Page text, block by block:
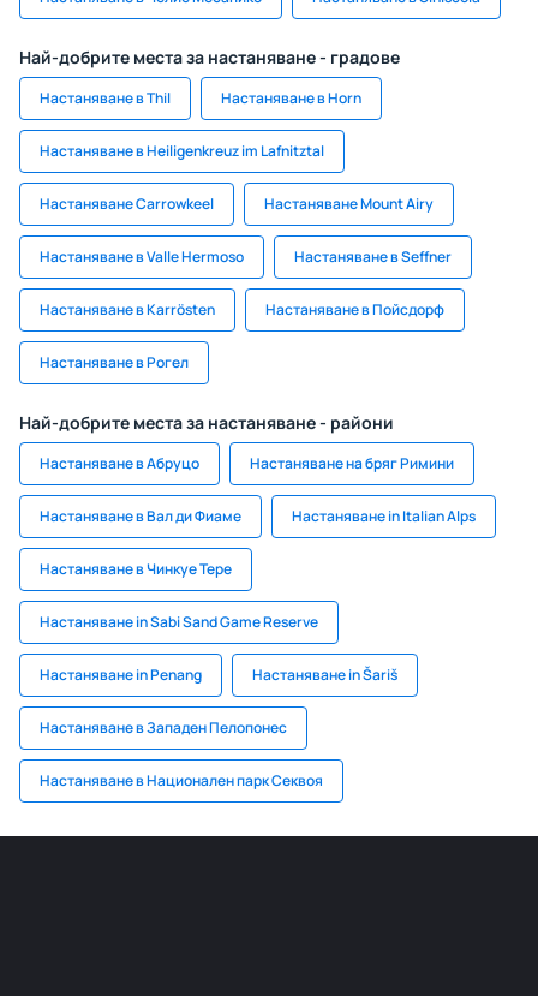
Най-добрите места за настаняване - градове
Настаняване в Thil Настаняване в Horn
Настаняване в Heiligenkreuz im Lafnitztal
Настаняване Carrowkeel Настаняване Mount Airy
Настаняване в Valle Hermoso Настаняване в Seffner
Настаняване в Karrösten Настаняване в Пойсдорф
Настаняване в Рогел
Най-добрите места за настаняване - райони
Настаняване в Абруцо Настаняване на бряг Римини
Настаняване в Вал ди Фиаме Настаняване in Italian Alps
Настаняване в Чинкуе Тере
Настаняване in Sabi Sand Game Reserve
Настаняване in Penang Настаняване in Šariš
Настаняване в Западен Пелопонес
Настаняване в Национален парк Секвоя